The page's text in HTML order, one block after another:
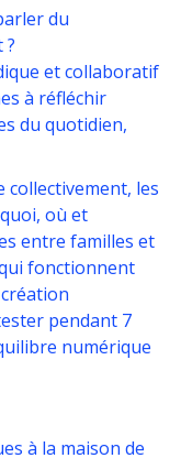
du
et collaboratif
à réfléchir
du quotidien,
les
où et
entre familles et
fonctionnent
pendant 7
numérique
à la maison de